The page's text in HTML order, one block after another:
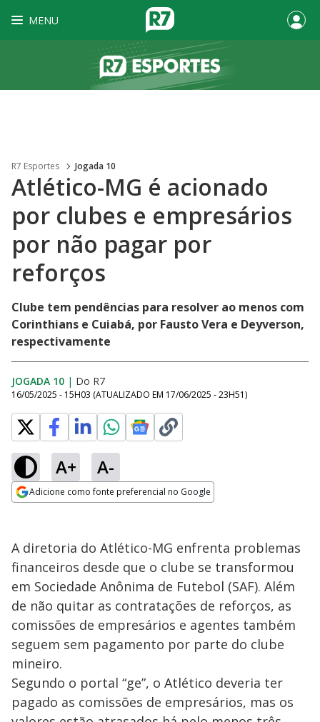
MENU
R7 Esportes Jogada 10
Atlético-MG é acionado
por clubes e empresários
por não pagar por
reforços
Clube tem pendências para resolver ao menos com
Corinthians e Cuiabá, por Fausto Vera e Deyverson,
respectivamente
JOGADA 10 | Do R7
16/05/2025 - 15H03 (ATUALIZADO EM 17/06/2025 - 23H51)
A+ A-
Adicione como fonte preferencial no Google
A diretoria do Atlético-MG enfrenta problemas
financeiros desde que o clube se transformou
em Sociedade Anônima de Futebol (SAF). Além
de não quitar as contratações de reforços, as
comissões de empresários e agentes também
seguem sem pagamento por parte do clube
mineiro.
Segundo o portal “ge”, o Atlético deveria ter
pagado as comissões de empresários, mas os